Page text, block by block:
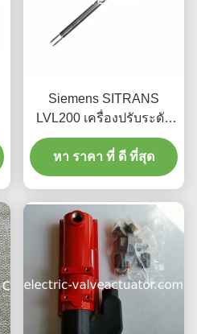
Siemens SITRANS
LVL200 เครื่องปรับระดับ
แบบ 7ML5747-2AA14-
1AA0-Z-Y01
หา ราคา ที่ ดี ที่สุด